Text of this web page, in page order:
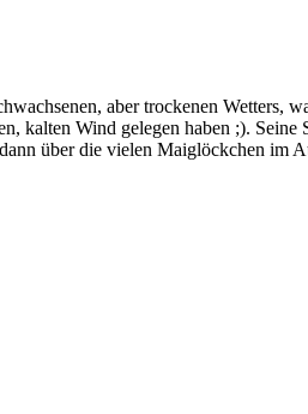
aber trockenen Wetters,
kalten Wind gelegen haben ;). Seine
über die vielen Maiglöckchen im